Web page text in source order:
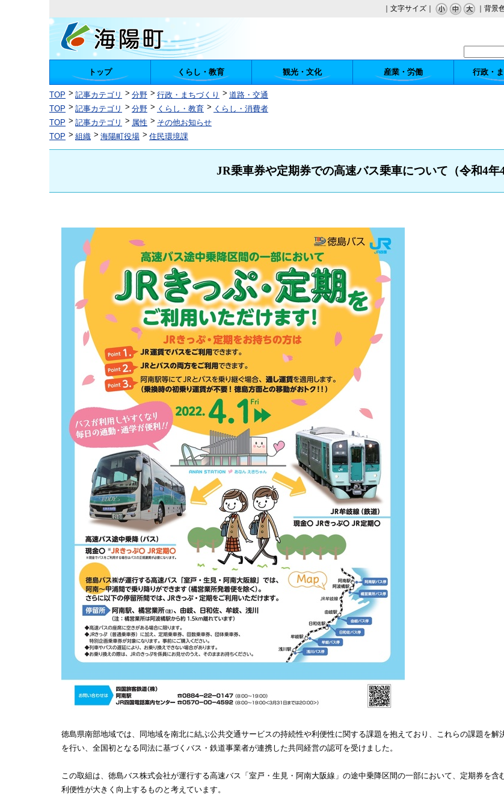
｜文字サイズ｜ ｜背景
トップ くらし・教育 観光・文化 産業・労働 行政・
TOP 記事カテゴリ 分野 行政・まちづくり
道路・交通
TOP
記事カテゴリ 分野 くらし・教育
くらし・消費者
TOP
記事カテゴリ 属性
その他お知らせ
TOP
組織 海陽町役場 住民環境課
JR乗車券や定期券での高速バス乗車について（令和4年
徳島県南部地域では、同地域を南北に結ぶ公共交通サービスの持続性や利便性に関する課題を抱えており、これらの課題を
を行い、全国初となる同法に基づくバス・鉄道事業者が連携した共同経営の認可を受けました。
この取組は、徳島バス株式会社が運行する高速バス「室戸・生見・阿南大阪線」の途中乗降区間の一部において、定期券を含
利便性が大きく向上するものと考えています。